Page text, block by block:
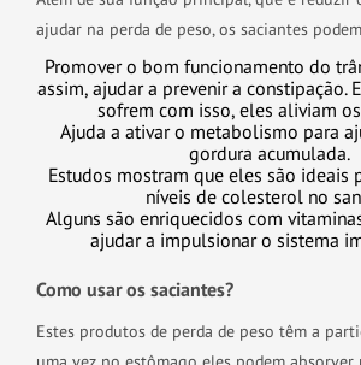
ajudar na perda de peso, os saciantes
Promover o bom funcionamento do
assim, ajudar a prevenir a constipação.
sofrem com isso, eles aliviam
Ajuda a ativar o metabolismo para
gordura acumulada.
Estudos mostram que eles são ideais
níveis de colesterol no
Alguns são enriquecidos com
ajudar a impulsionar o sistema
Como usar os saciantes?
Estes produtos de perda de peso têm a